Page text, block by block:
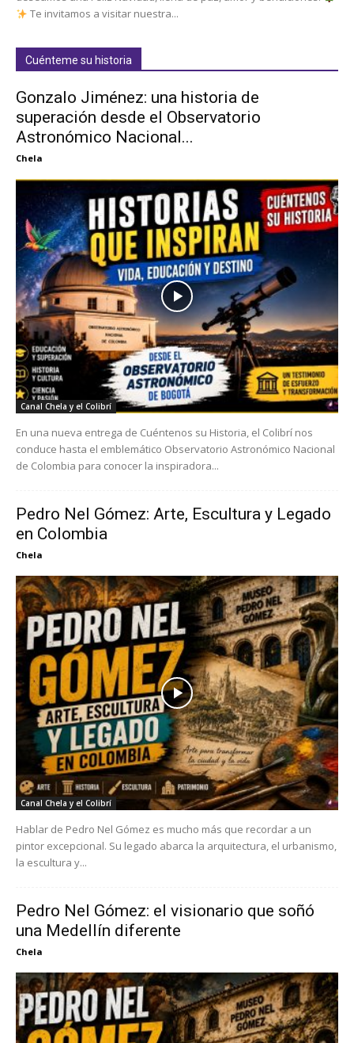
Te invitamos a visitar nuestra...
Cuénteme su historia
Gonzalo Jiménez: una historia de
superación desde el Observatorio
Astronómico Nacional...
Chela
Canal Chela y el Colibrí
En una nueva entrega de Cuéntenos su Historia, el Colibrí nos
conduce hasta el emblemático Observatorio Astronómico Nacional
de Colombia para conocer la inspiradora...
Pedro Nel Gómez: Arte, Escultura y Legado
en Colombia
Chela
Canal Chela y el Colibrí
Hablar de Pedro Nel Gómez es mucho más que recordar a un
pintor excepcional. Su legado abarca la arquitectura, el urbanismo,
la escultura y...
Pedro Nel Gómez: el visionario que soñó
una Medellín diferente
Chela